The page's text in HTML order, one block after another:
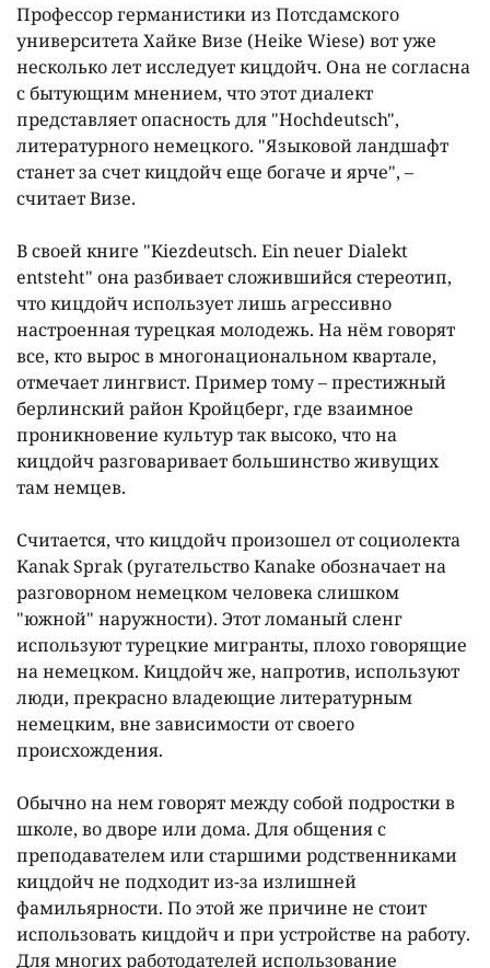
Профессор германистики из Потсдамского
университета Хайке Визе (Heike Wiese) вот уже
несколько лет исследует кицдойч. Она не согласна
с бытующим мнением, что этот диалект
представляет опасность для "Hochdeutsch",
литературного немецкого. "Языковой ландшафт
станет за счет кицдойч еще богаче и ярче", –
считает Визе.
В своей книге "Kiezdeutsch. Ein neuer Dialekt
entsteht" она разбивает сложившийся стереотип,
что кицдойч использует лишь агрессивно
настроенная турецкая молодежь. На нём говорят
все, кто вырос в многонациональном квартале,
отмечает лингвист. Пример тому – престижный
берлинский район Кройцберг, где взаимное
проникновение культур так высоко, что на
кицдойч разговаривает большинство живущих
там немцев.
Считается, что кицдойч произошел от социолекта
Kanak Sprak (ругательство Kanake обозначает на
разговорном немецком человека слишком
"южной" наружности). Этот ломаный сленг
используют турецкие мигранты, плохо говорящие
на немецком. Кицдойч же, напротив, используют
люди, прекрасно владеющие литературным
немецким, вне зависимости от своего
происхождения.
Обычно на нем говорят между собой подростки в
школе, во дворе или дома. Для общения с
преподавателем или старшими родственниками
кицдойч не подходит из-за излишней
фамильярности. По этой же причине не стоит
использовать кицдойч и при устройстве на работу.
Для многих работодателей использование